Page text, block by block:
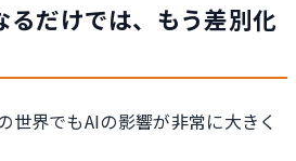
だけでは、もう差別化
世界でもAIの影響が非常に大きく